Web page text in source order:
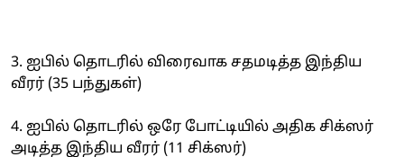
3. ஐபில் தொடரில் விரைவாக சதமடித்த இந்திய
வீரர் (35 பந்துகள்)
4. ஐபில் தொடரில் ஒரே போட்டியில் அதிக சிக்ஸர்
அடித்த இந்திய வீரர் (11 சிக்ஸர்)